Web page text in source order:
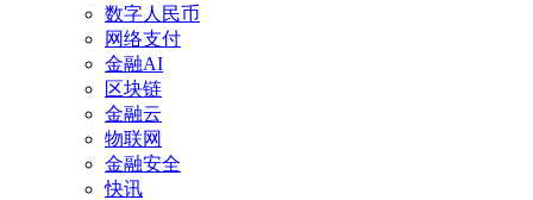
数字人民币
网络支付
金融AI
区块链
金融云
物联网
金融安全
快讯